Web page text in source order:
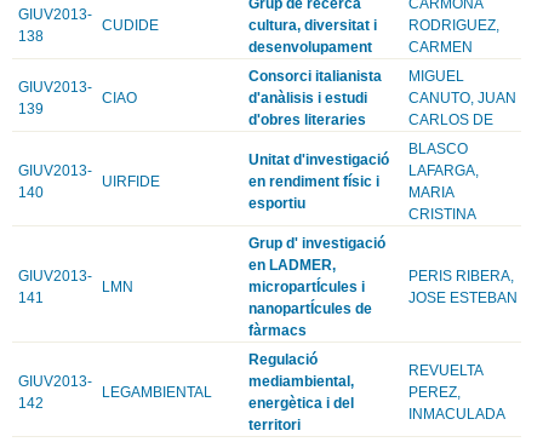
GIUV2013-
138
CUDIDE
cultura, diversitat i
desenvolupament
RODRIGUEZ,
CARMEN
GIUV2013-
139
CIAO
Consorci italianista
d'anàlisis i estudi
d'obres literaries
MIGUEL
CANUTO, JUAN
CARLOS DE
GIUV2013-
140
UIRFIDE
Unitat d'investigació
en rendiment físic i
esportiu
BLASCO
LAFARGA,
MARIA
CRISTINA
GIUV2013-
141
LMN
Grup d' investigació
en LADMER,
micropartÍcules i
nanopartÍcules de
fàrmacs
PERIS RIBERA,
JOSE ESTEBAN
GIUV2013-
142
LEGAMBIENTAL
Regulació
mediambiental,
energètica i del
territori
REVUELTA
PEREZ,
INMACULADA